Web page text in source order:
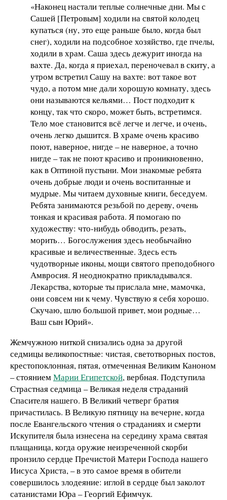
«Наконец настали теплые солнечные дни. Мы с
Сашей [Петровым] ходили на святой колодец
купаться (ну, это еще раньше было, когда был
снег), ходили на подсобное хозяйство, где пчелы,
ходили в храм. Саша здесь дежурит иногда на
вахте. Да, когда я приехал, переночевал в скиту, а
утром встретил Сашу на вахте: вот такое вот
чудо, а потом мне дали хорошую комнату, здесь
они называются кельями… Пост подходит к
концу, так что скоро, может быть, встретимся.
Тело мое становится всё легче и легче, и очень,
очень легко дышится. В храме очень красиво
поют, наверное, нигде – не наверное, а точно
нигде – так не поют красиво и проникновенно,
как в Оптиной пустыни. Мои знакомые ребята
очень добрые люди и очень воспитанные и
мудрые. Мы читаем духовные книги, беседуем.
Ребята занимаются резьбой по дереву, очень
тонкая и красивая работа. Я помогаю по
художеству: что-нибудь обводить, резать,
морить… Богослужения здесь необычайно
красивые и величественные. Здесь есть
чудотворные иконы, мощи святого преподобного
Амвросия. Я неоднократно прикладывался.
Лекарства, которые ты прислала мне, мамочка,
они совсем ни к чему. Чувствую я себя хорошо.
Скучаю, шлю большой привет, мои родные…
Ваш сын Юрий».
Жемчужною ниткой снизались одна за другой
седмицы великопостные: чистая, светотворных постов,
крестопоклонная, пятая, отмеченная Великим Каноном
– стояниемМарии Египетской, вербная. Подступила
Страстная седмица – Великая неделя страданий
Спасителя нашего. В Великий четверг братия
причастилась. В Великую пятницу на вечерне, когда
после Евангельского чтения о страданиях и смерти
Искупителя была изнесена на середину храма святая
плащаница, когда оружие неизреченной скорби
пронзило сердце Пречистой Матери Господа нашего
Иисуса Христа, – в это самое время в обители
совершилось злодеяние: иглой в сердце был заколот
сатанистами Юра – Георгий Ефимчук.